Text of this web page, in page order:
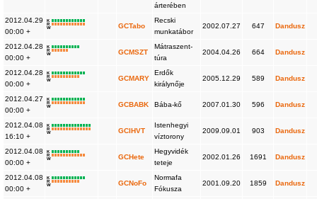
árterében
2012.04.29
00:00 +
K
R
W
GCTabo
Recski
munkatábor
2002.07.27 647 Dandusz
2012.04.28
00:00 +
K
R
W
GCMSZT
Mátraszent-
túra
2004.04.26 664 Dandusz
2012.04.28
00:00 +
K
R
W
GCMARY
Erdők
királynője
2005.12.29 589 Dandusz
2012.04.27
00:00 +
K
R
W
GCBABK Bába-kő 2007.01.30 596 Dandusz
2012.04.08
16:10 +
K
R
W
GCIHVT
Istenhegyi
víztorony
2009.09.01 903 Dandusz
2012.04.08
00:00 +
K
R
W
GCHete
Hegyvidék
teteje
2002.01.26 1691 Dandusz
2012.04.08
00:00 +
K
R
W
GCNoFo
Normafa
Fókusza
2001.09.20 1859 Dandusz